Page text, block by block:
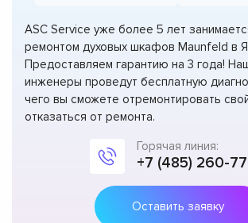
ASC Service уже более 5 лет
ремонтом духовых шкафов Maunfeld в
Предоставляем гарантию на 3 года!
инженеры проведут бесплатную
чего вы сможете отремонтировать
отказаться от ремонта.
Горячая линия:
+7 (485) 260-
Оставить заявку